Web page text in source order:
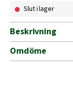
Slut i lager
Beskrivning
Omdöme